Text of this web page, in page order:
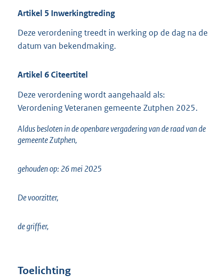
Artikel 5 Inwerkingtreding
Deze verordening treedt in werking op de dag na de
datum van bekendmaking.
Artikel 6Citeertitel
Deze verordening wordt aangehaald als:
Verordening Veteranen gemeente Zutphen 2025.
Aldus besloten in de openbare vergadering van de raad van de
gemeente Zutphen,
gehouden op: 26 mei 2025
De voorzitter,
de griffier,
Toelichting